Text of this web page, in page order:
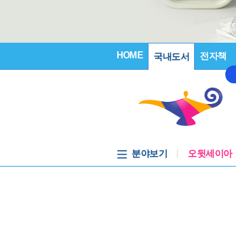
HOME 국내도서 전자책
분야보기 오뒷세이아